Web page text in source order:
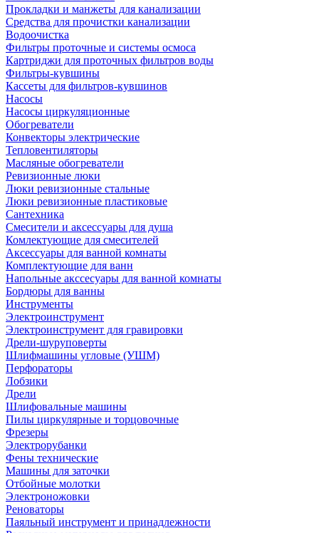
Прокладки и манжеты для канализации
Средства для прочистки канализации
Водоочистка
Фильтры проточные и системы осмоса
Картриджи для проточных фильтров воды
Фильтры-кувшины
Кассеты для фильтров-кувшинов
Насосы
Насосы циркуляционные
Обогреватели
Конвекторы электрические
Тепловентиляторы
Масляные обогреватели
Ревизионные люки
Люки ревизионные стальные
Люки ревизионные пластиковые
Сантехника
Смесители и аксессуары для душа
Комлектующие для смесителей
Аксессуары для ванной комнаты
Комплектующие для ванн
Напольные акссесуары для ванной комнаты
Бордюры для ванны
Инструменты
Электроинструмент
Электроинструмент для гравировки
Дрели-шуруповерты
Шлифмашины угловые (УШМ)
Перфораторы
Лобзики
Дрели
Шлифовальные машины
Пилы циркулярные и торцовочные
Фрезеры
Электрорубанки
Фены технические
Машины для заточки
Отбойные молотки
Электроножовки
Реноваторы
Паяльный инструмент и принадлежности